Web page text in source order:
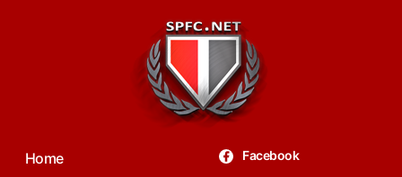
Home Facebook